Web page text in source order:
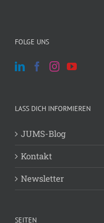
FOLGE UNS
LASS DICH INFORMIEREN
JUMS-Blog
Kontakt
Newsletter
SEITEN